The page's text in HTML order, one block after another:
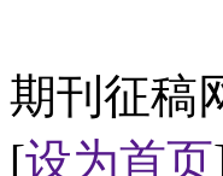
期刊征稿
[设为首页